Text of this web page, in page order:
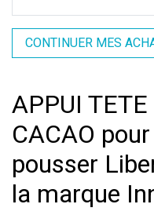
CONTINUER MES
APPUI TETE
CACAO
pousser
la marque